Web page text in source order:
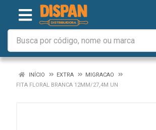
INÍCIO EXTRA
MIGRACAO
FITA FLORAL BRANCA 12MM/27,4M UN